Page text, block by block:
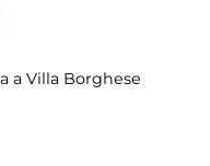
a Villa Borghese